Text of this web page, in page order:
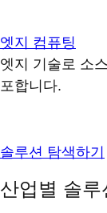
엣지 컴퓨팅
엣지 기술로 소
포합니다.
솔루션 탐색하기
산업별 솔루